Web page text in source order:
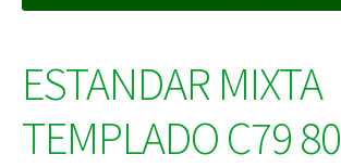
ESTANDAR MIXTA
TEMPLADO C79 80